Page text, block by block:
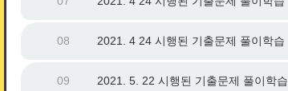
08 2021. 4 24 시행된 기출문제 풀이학습
09 2021. 5. 22 시행된 기출문제 풀이학습